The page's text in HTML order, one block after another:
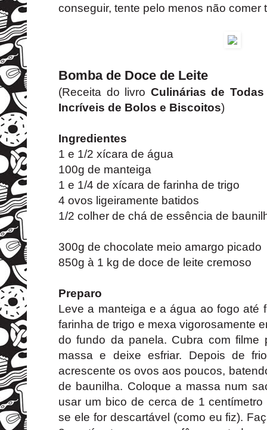
conseguir, tente pelo menos não comer
Bomba de Doce de Leite
(Receita do livro Culinárias de
Incríveis de Bolos e Biscoitos)
Ingredientes
1 e 1/2 xícara de água
100g de manteiga
1 e 1/4 de xícara de farinha de trigo
4 ovos ligeiramente batidos
1/2 colher de chá de essência de
300g de chocolate meio amargo picado
850g à 1 kg de doce de leite cremoso
Preparo
Leve a manteiga e a água ao fogo até
farinha de trigo e mexa vigorosamente
do fundo da panela. Cubra com filme
massa e deixe esfriar. Depois de
acrescente os ovos aos poucos,
de baunilha. Coloque a massa num
usar um bico de cerca de 1
se ele for descartável (como eu fiz).